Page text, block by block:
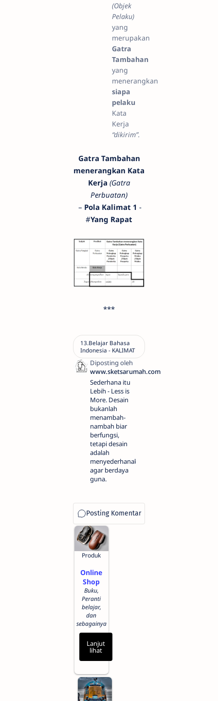
(Objek
Pelaku)
yang
merupakan
Gatra
Tambahan
yang
menerangkan
siapa
pelaku
Kata
Kerja
“dikirim”.
Gatra Tambahan
menerangkan Kata
Kerja (Gatra
Perbuatan)
– Pola Kalimat 1 -
#Yang Rapat
***
Sederhana itu
Lebih - Less is
More. Desain
bukanlah
menambah-
nambah biar
berfungsi,
tetapi desain
adalah
menyederhanakan
agar berdaya
guna.
Produk
Online
Shop
Buku,
Peranti
belajar,
dan
sebagainya
Lanjut
lihat